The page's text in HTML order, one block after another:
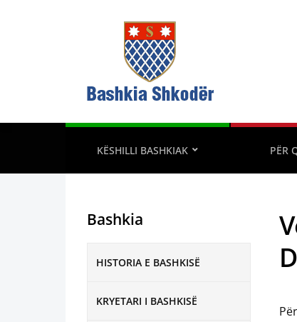
KËSHILLI BASHKIAK PËR
Bashkia
HISTORIA E BASHKISË
KRYETARI I BASHKISË